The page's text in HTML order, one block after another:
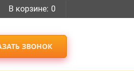
В корзине: 0
ЗВОНОК